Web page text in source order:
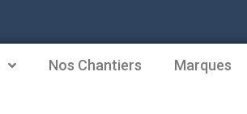
Nos Chantiers Marques